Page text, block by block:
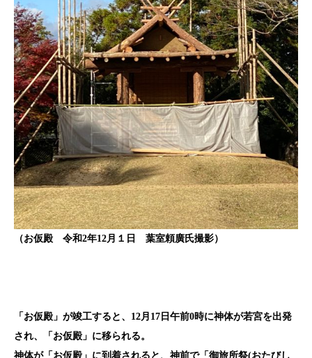
（お仮殿 令和2年12月１日 葉室頼廣氏撮影）
「お仮殿」が竣工すると、12月17 日午前0時に神体が若宮を出発
され、「お仮殿」に移られる。
神体が「お仮殿」に到着されると、神前で「御旅所祭(おたびし